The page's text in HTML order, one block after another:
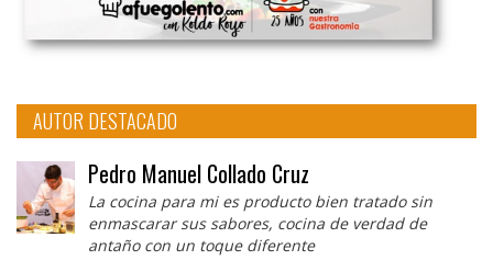
AUTOR DESTACADO
Pedro Manuel Collado Cruz
La cocina para mi es producto bien tratado sin
enmascarar sus sabores, cocina de verdad de
antaño con un toque diferente